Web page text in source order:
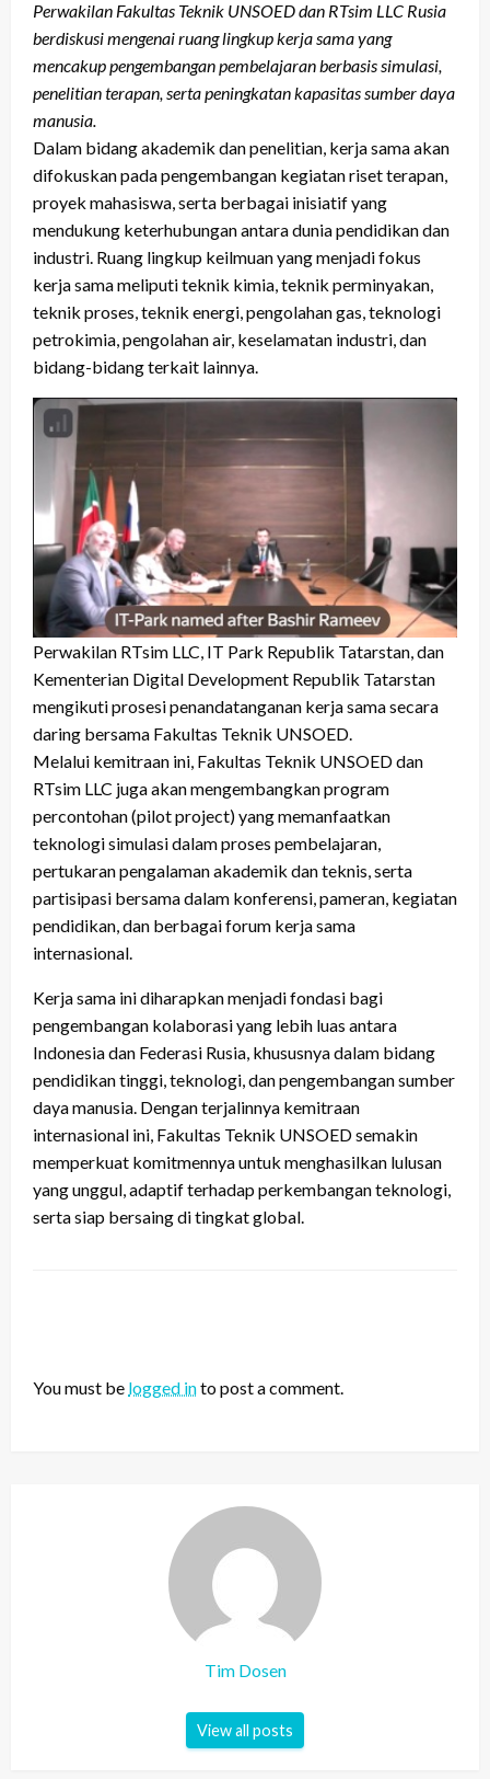
Perwakilan Fakultas Teknik UNSOED dan RTsim LLC Rusia
berdiskusi mengenai ruang lingkup kerja sama yang
mencakup pengembangan pembelajaran berbasis simulasi,
penelitian terapan, serta peningkatan kapasitas sumber daya
manusia.
Dalam bidang akademik dan penelitian, kerja sama akan
difokuskan pada pengembangan kegiatan riset terapan,
proyek mahasiswa, serta berbagai inisiatif yang
mendukung keterhubungan antara dunia pendidikan dan
industri. Ruang lingkup keilmuan yang menjadi fokus
kerja sama meliputi teknik kimia, teknik perminyakan,
teknik proses, teknik energi, pengolahan gas, teknologi
petrokimia, pengolahan air, keselamatan industri, dan
bidang-bidang terkait lainnya.
Perwakilan RTsim LLC, IT Park Republik Tatarstan, dan
Kementerian Digital Development Republik Tatarstan
mengikuti prosesi penandatanganan kerja sama secara
daring bersama Fakultas Teknik UNSOED.
Melalui kemitraan ini, Fakultas Teknik UNSOED dan
RTsim LLC juga akan mengembangkan program
percontohan (pilot project) yang memanfaatkan
teknologi simulasi dalam proses pembelajaran,
pertukaran pengalaman akademik dan teknis, serta
partisipasi bersama dalam konferensi, pameran, kegiatan
pendidikan, dan berbagai forum kerja sama
internasional.
Kerja sama ini diharapkan menjadi fondasi bagi
pengembangan kolaborasi yang lebih luas antara
Indonesia dan Federasi Rusia, khususnya dalam bidang
pendidikan tinggi, teknologi, dan pengembangan sumber
daya manusia. Dengan terjalinnya kemitraan
internasional ini, Fakultas Teknik UNSOED semakin
memperkuat komitmennya untuk menghasilkan lulusan
yang unggul, adaptif terhadap perkembangan teknologi,
serta siap bersaing di tingkat global.
You must be logged into post a comment.
Tim Dosen
View all posts